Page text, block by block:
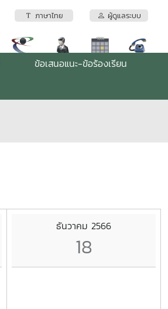
ภาษาไทย ผู้ดูแลระบบ
ข้อเสนอแนะ-ข้อร้องเรียน
ธันวาคม 2566
18